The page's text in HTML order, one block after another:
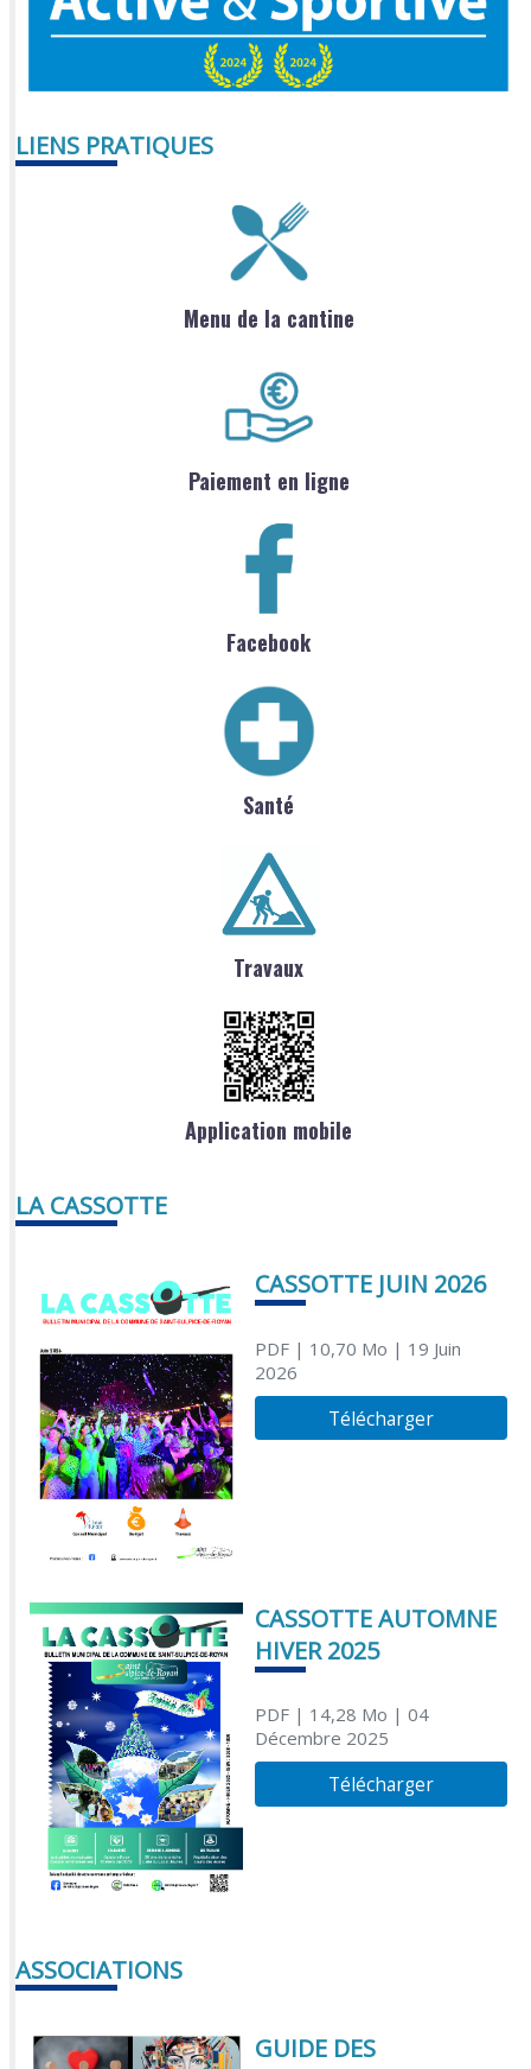
LIENS PRATIQUES
Menu de la cantine
Paiement en ligne
Facebook
Santé
Travaux
Application mobile
LA CASSOTTE
CASSOTTE JUIN 2026
PDF| 10,70 Mo | 19 Juin
2026
Télécharger
CASSOTTE AUTOMNE
HIVER 2025
PDF| 14,28 Mo | 04
Décembre 2025
Télécharger
ASSOCIATIONS
GUIDE DES